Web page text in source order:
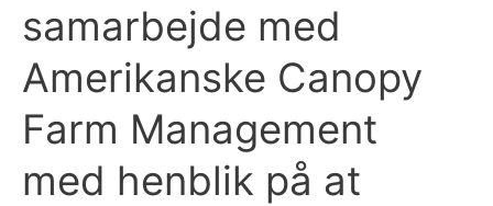
samarbejde med
Amerikanske Canopy
Farm Management
med henblik på at